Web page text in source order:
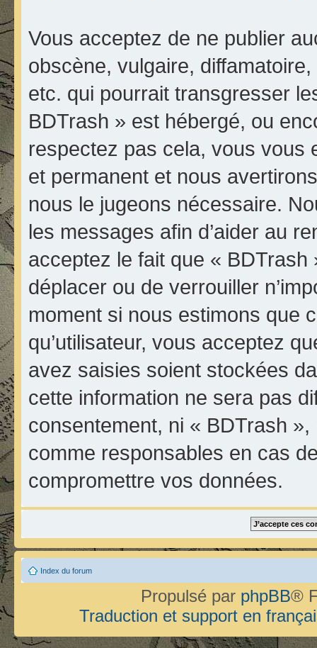
Vous acceptez de ne publier
obscène, vulgaire,
etc. qui pourrait transgresser
BDTrash » est hébergé, ou
respectez pas cela, vous vous
et permanent et nous
nous le jugeons nécessaire.
les messages afin d’aider au
acceptez le fait que « BDTrash
déplacer ou de verrouiller
moment si nous estimons que
qu’utilisateur, vous acceptez
avez saisies soient stockées
cette information ne sera pas
consentement, ni « BDTrash
comme responsables en cas
compromettre vos données.
Index du forum
Propulsé par phpBB®
Traduction et support en